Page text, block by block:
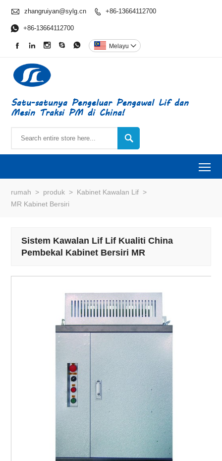
 zhangruiyan@sylg.cn  +86-13664112700
 +86-13664112700
     Melayu 
Satu-satunya Pengeluar Pengawal Lif dan
Mesin Traksi PM di China!

rumah > produk > Kabinet Kawalan Lif >
MR Kabinet Bersiri
Sistem Kawalan Lif Lif Kualiti China
Pembekal Kabinet Bersiri MR